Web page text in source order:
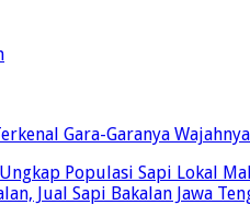
Gara-Garanya
Populasi Sapi Lokal
Jual Sapi Bakalan Jawa